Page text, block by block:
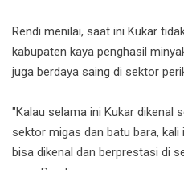
Rendi menilai, saat ini Kukar
kabupaten kaya penghasil
juga berdaya saing di sektor
"Kalau selama ini Kukar dikenal
sektor migas dan batu bara, kali
bisa dikenal dan berprestasi di